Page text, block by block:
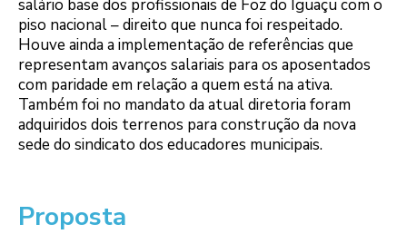
salário base dos profissionais de Foz do Iguaçu com o
piso nacional – direito que nunca foi respeitado.
Houve ainda a implementação de referências que
representam avanços salariais para os aposentados
com paridade em relação a quem está na ativa.
Também foi no mandato da atual diretoria foram
adquiridos dois terrenos para construção da nova
sede do sindicato dos educadores municipais.
Proposta